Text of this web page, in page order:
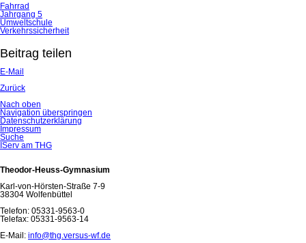
Fahrrad
Jahrgang 5
Umweltschule
Verkehrssicherheit
Beitrag teilen
E-Mail
Zurück
Nach oben
Navigation überspringen
Datenschutzerklärung
Impressum
Suche
IServ am THG
Theodor-Heuss-Gymnasium
Karl-von-Hörsten-Straße 7-9
38304 Wolfenbüttel
Telefon: 05331-9563-0
Telefax: 05331-9563-14
E-Mail: info@thg.versus-wf.de